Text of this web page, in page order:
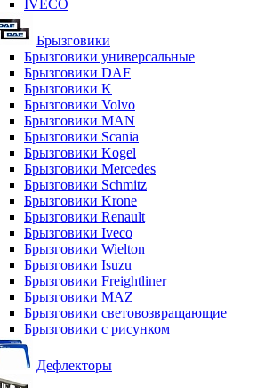
IVECO
Брызговики
Брызговики универсальные
Брызговики DAF
Брызговики K
Брызговики Volvo
Брызговики MAN
Брызговики Scania
Брызговики Kogel
Брызговики Mercedes
Брызговики Schmitz
Брызговики Krone
Брызговики Renault
Брызговики Iveco
Брызговики Wielton
Брызговики Isuzu
Брызговики Freightliner
Брызговики MAZ
Брызговики световозвращающие
Брызговики с рисунком
Дефлекторы